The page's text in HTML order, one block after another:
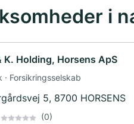
i
K. Holding, Horsens ApS
· Forsikringsselskab
5, 8700 HORSENS
(0)